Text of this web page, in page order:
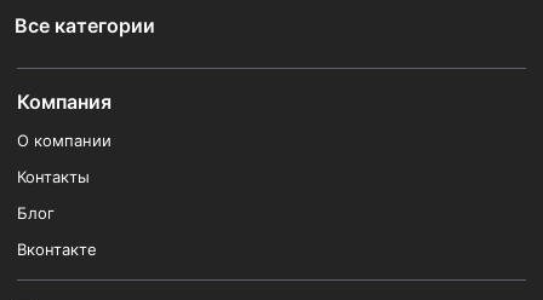
Все категории
Компания
О компании
Контакты
Блог
Вконтакте